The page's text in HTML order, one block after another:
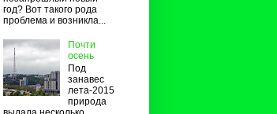
год? Вот такого рода
проблема и возникла...
Почти
осень
Под
занавес
лета-2015
природа